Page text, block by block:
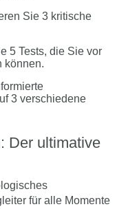
Sie 3 kritische
5 Tests, die Sie vor
können.
3 verschiedene
Der ultimative
für alle Momente